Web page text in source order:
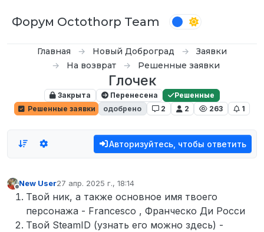
Форум Octothorp Team
Главная Новый Доброград
Заявки
На возврат
Решенные заявки
Глочек
Закрыта Перенесена
Решенные
Решенные заявки
одобрено 2 2 263 1
Авторизуйтесь, чтобы ответить
Не в сети
New User27 апр. 2025 г., 18:14
отредактировано
Твой ник, а также основное имя твоего
персонажа - Francesco , Франческо Ди Росси
Твой SteamID (узнать его можно здесь) -